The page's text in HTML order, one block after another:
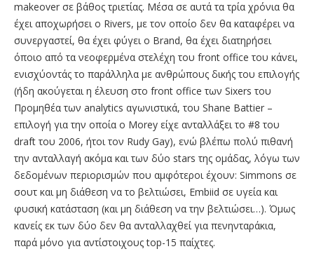
makeover σε βάθος τριετίας. Μέσα σε αυτά τα τρία χρόνια θα
έχει αποχωρήσει ο Rivers, με τον οποίο δεν θα καταφέρει να
συνεργαστεί, θα έχει φύγει ο Brand, θα έχει διατηρήσει
όποιο από τα νεοφερμένα στελέχη του front office του κάνει,
ενισχύοντάς το παράλληλα με ανθρώπους δικής του επιλογής
(ήδη ακούγεται η έλευση στο front office των Sixers του
Προμηθέα των analytics αγωνιστικά, του Shane Battier –
επιλογή για την οποία ο Morey είχε ανταλλάξει το #8 του
draft του 2006, ήτοι τον Rudy Gay), ενώ βλέπω πολύ πιθανή
την ανταλλαγή ακόμα και των δύο stars της ομάδας, λόγω των
δεδομένων περιορισμών που αμφότεροι έχουν: Simmons σε
σουτ και μη διάθεση να το βελτιώσει, Embiid σε υγεία και
φυσική κατάσταση (και μη διάθεση να την βελτιώσει…). Όμως
κανείς εκ των δύο δεν θα ανταλλαχθεί για πενηνταράκια,
παρά μόνο για αντίστοιχους top-15 παίχτες.